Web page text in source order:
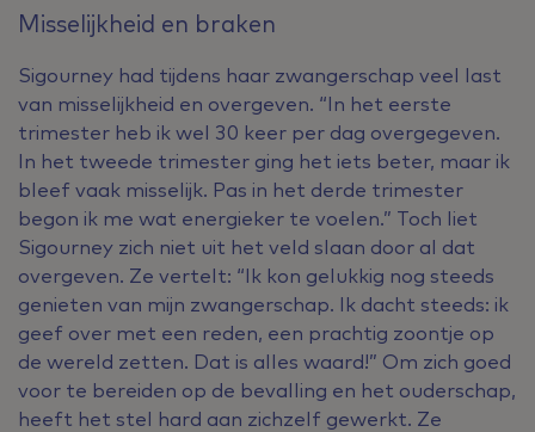
Misselijkheid en braken
Sigourney had tijdens haar zwangerschap veel last
van misselijkheid en overgeven. “In het eerste
trimester heb ik wel 30 keer per dag overgegeven.
In het tweede trimester ging het iets beter, maar ik
bleef vaak misselijk. Pas in het derde trimester
begon ik me wat energieker te voelen.” Toch liet
Sigourney zich niet uit het veld slaan door al dat
overgeven. Ze vertelt: “Ik kon gelukkig nog steeds
genieten van mijn zwangerschap. Ik dacht steeds: ik
geef over met een reden, een prachtig zoontje op
de wereld zetten. Dat is alles waard!” Om zich goed
voor te bereiden op de bevalling en het ouderschap,
heeft het stel hard aan zichzelf gewerkt. Ze